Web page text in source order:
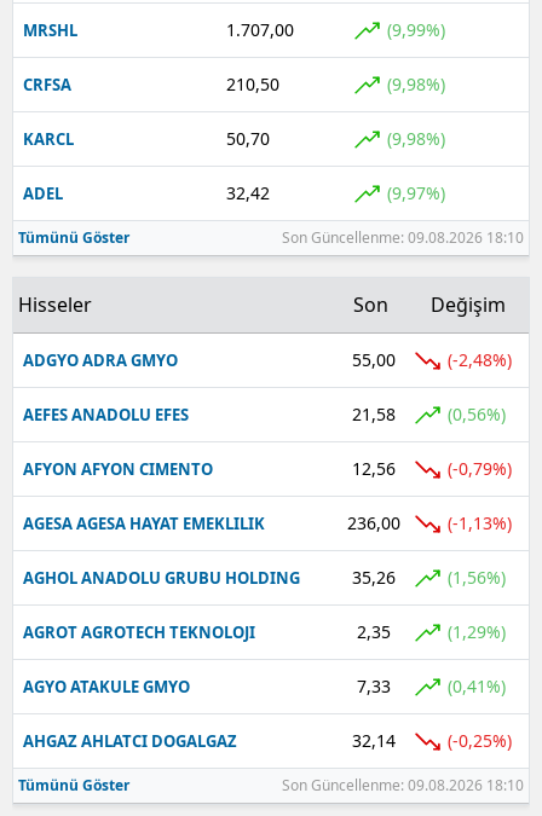
MRSHL 1.707,00 (9,99%)
CRFSA 210,50 (9,98%)
KARCL 50,70 (9,98%)
ADEL 32,42 (9,97%)
Tümünü Göster Son Güncellenme: 09.08.2026 18:10
Hisseler Son Değişim
ADGYO ADRA GMYO 55,00 (-2,48%)
AEFES ANADOLU EFES 21,58 (0,56%)
AFYON AFYON CIMENTO 12,56 (-0,79%)
AGESA AGESA HAYAT EMEKLILIK 236,00 (-1,13%)
AGHOL ANADOLU GRUBU HOLDING 35,26 (1,56%)
AGROT AGROTECH TEKNOLOJI 2,35 (1,29%)
AGYO ATAKULE GMYO 7,33 (0,41%)
AHGAZ AHLATCI DOGALGAZ 32,14 (-0,25%)
Tümünü Göster Son Güncellenme: 09.08.2026 18:10